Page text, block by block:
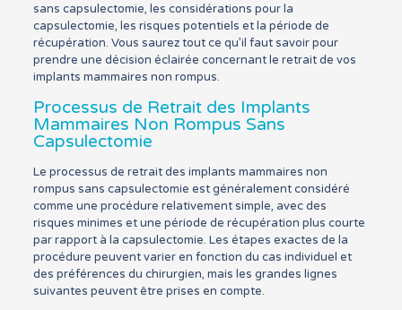
sans capsulectomie, les considérations pour la
capsulectomie, les risques potentiels et la période de
récupération. Vous saurez tout ce qu’il faut savoir pour
prendre une décision éclairée concernant le retrait de vos
implants mammaires non rompus.
Processus de Retrait des Implants
Mammaires Non Rompus Sans
Capsulectomie
Le processus de retrait des implants mammaires non
rompus sans capsulectomie est généralement considéré
comme une procédure relativement simple, avec des
risques minimes et une période de récupération plus courte
par rapport à la capsulectomie. Les étapes exactes de la
procédure peuvent varier en fonction du cas individuel et
des préférences du chirurgien, mais les grandes lignes
suivantes peuvent être prises en compte.